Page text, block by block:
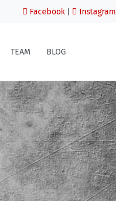
Facebook Instagram
TEAM BLOG